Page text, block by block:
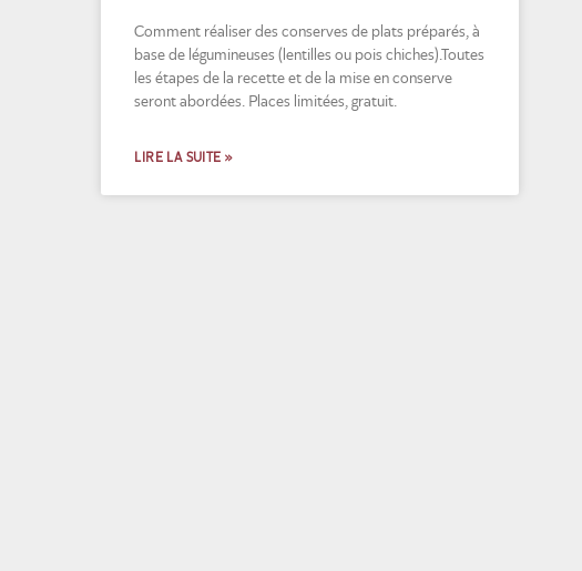
Comment réaliser des conserves de plats préparés, à
base de légumineuses (lentilles ou pois chiches).Toutes
les étapes de la recette et de la mise en conserve
seront abordées. Places limitées, gratuit.
LIRE LA SUITE »